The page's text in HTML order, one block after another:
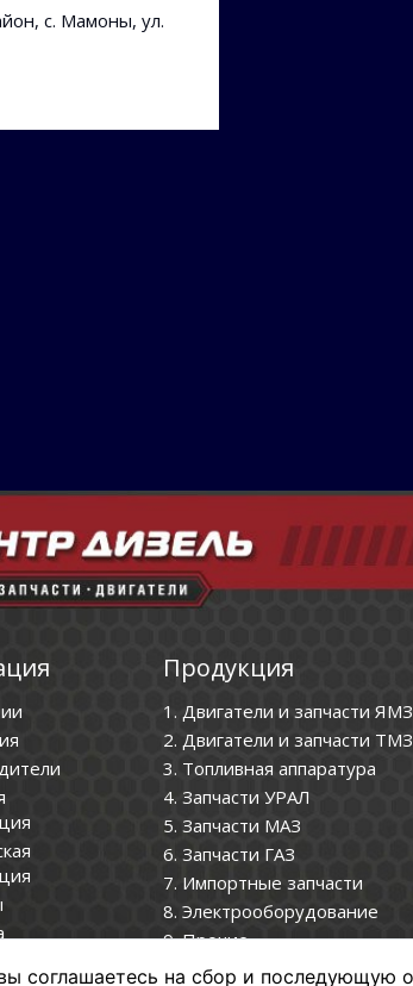
соглашаетесь на сбор и последующую
с. Мамоны, ул.
Продукция
1. Двигатели и запчасти ЯМЗ
2. Двигатели и запчасти ТМЗ
3. Топливная аппаратура
4. Запчасти УРАЛ
5. Запчасти МАЗ
6. Запчасти ГАЗ
7. Импортные запчасти
8. Электрооборудование
9. Прочие